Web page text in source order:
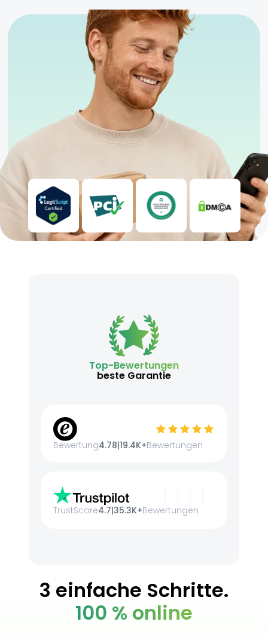
Top-Bewertungen
beste Garantie
Bewertung4.78|19.4K+Bewertungen
TrustScore4.7|35.3K+Bewertungen
3 einfache Schritte.
100 % online